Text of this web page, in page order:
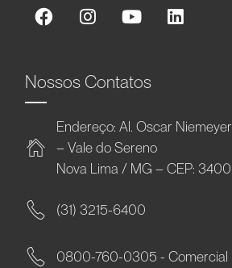
Nossos Contatos
Endereço: Al. Oscar
– Vale do Sereno
Nova Lima / MG – CEP:
(31) 3215-6400
0800-760-0305 - Comercial